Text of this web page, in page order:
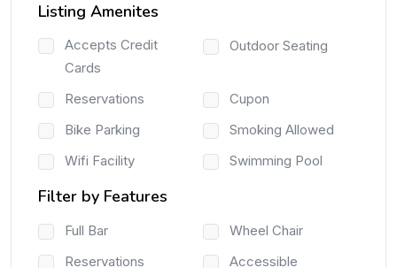
Listing Amenites
Accepts Credit
Cards
Outdoor Seating
Reservations
Cupon
Bike Parking
Smoking Allowed
Wifi Facility
Swimming Pool
Filter by Features
Full Bar
Wheel Chair
Reservations
Accessible